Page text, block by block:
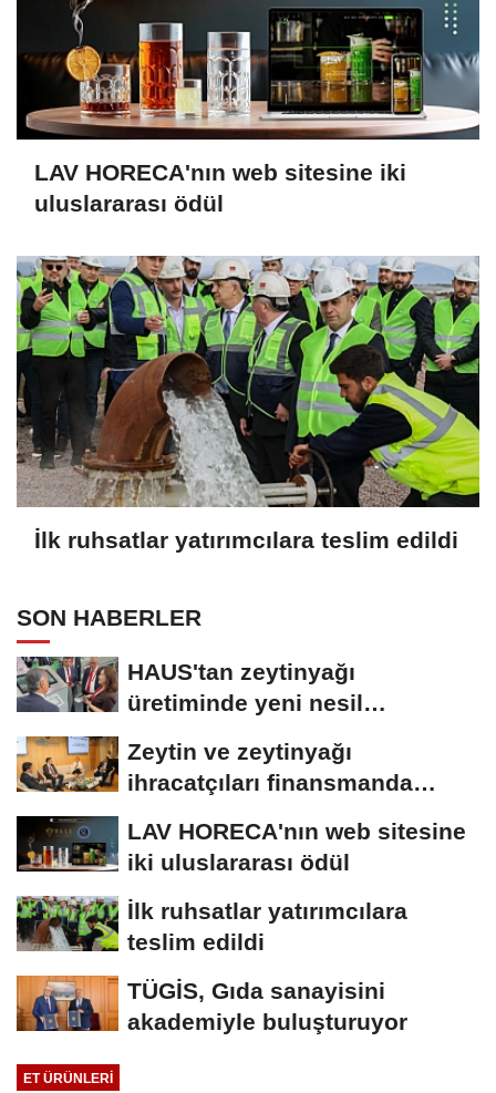
LAV HORECA'nın web sitesine iki
uluslararası ödül
İlk ruhsatlar yatırımcılara teslim edildi
SON HABERLER
HAUS'tan zeytinyağı
üretiminde yeni nesil
Zeytin ve zeytinyağı
ihracatçıları finansmanda
LAV HORECA'nın web sitesine
iki uluslararası ödül
İlk ruhsatlar yatırımcılara
teslim edildi
TÜGİS, Gıda sanayisini
akademiyle buluşturuyor
ET ÜRÜNLERI